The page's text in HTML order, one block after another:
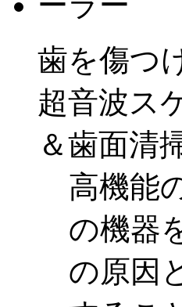
歯を傷つ
超音波ス
＆歯面清
高機能
の機器
の原因